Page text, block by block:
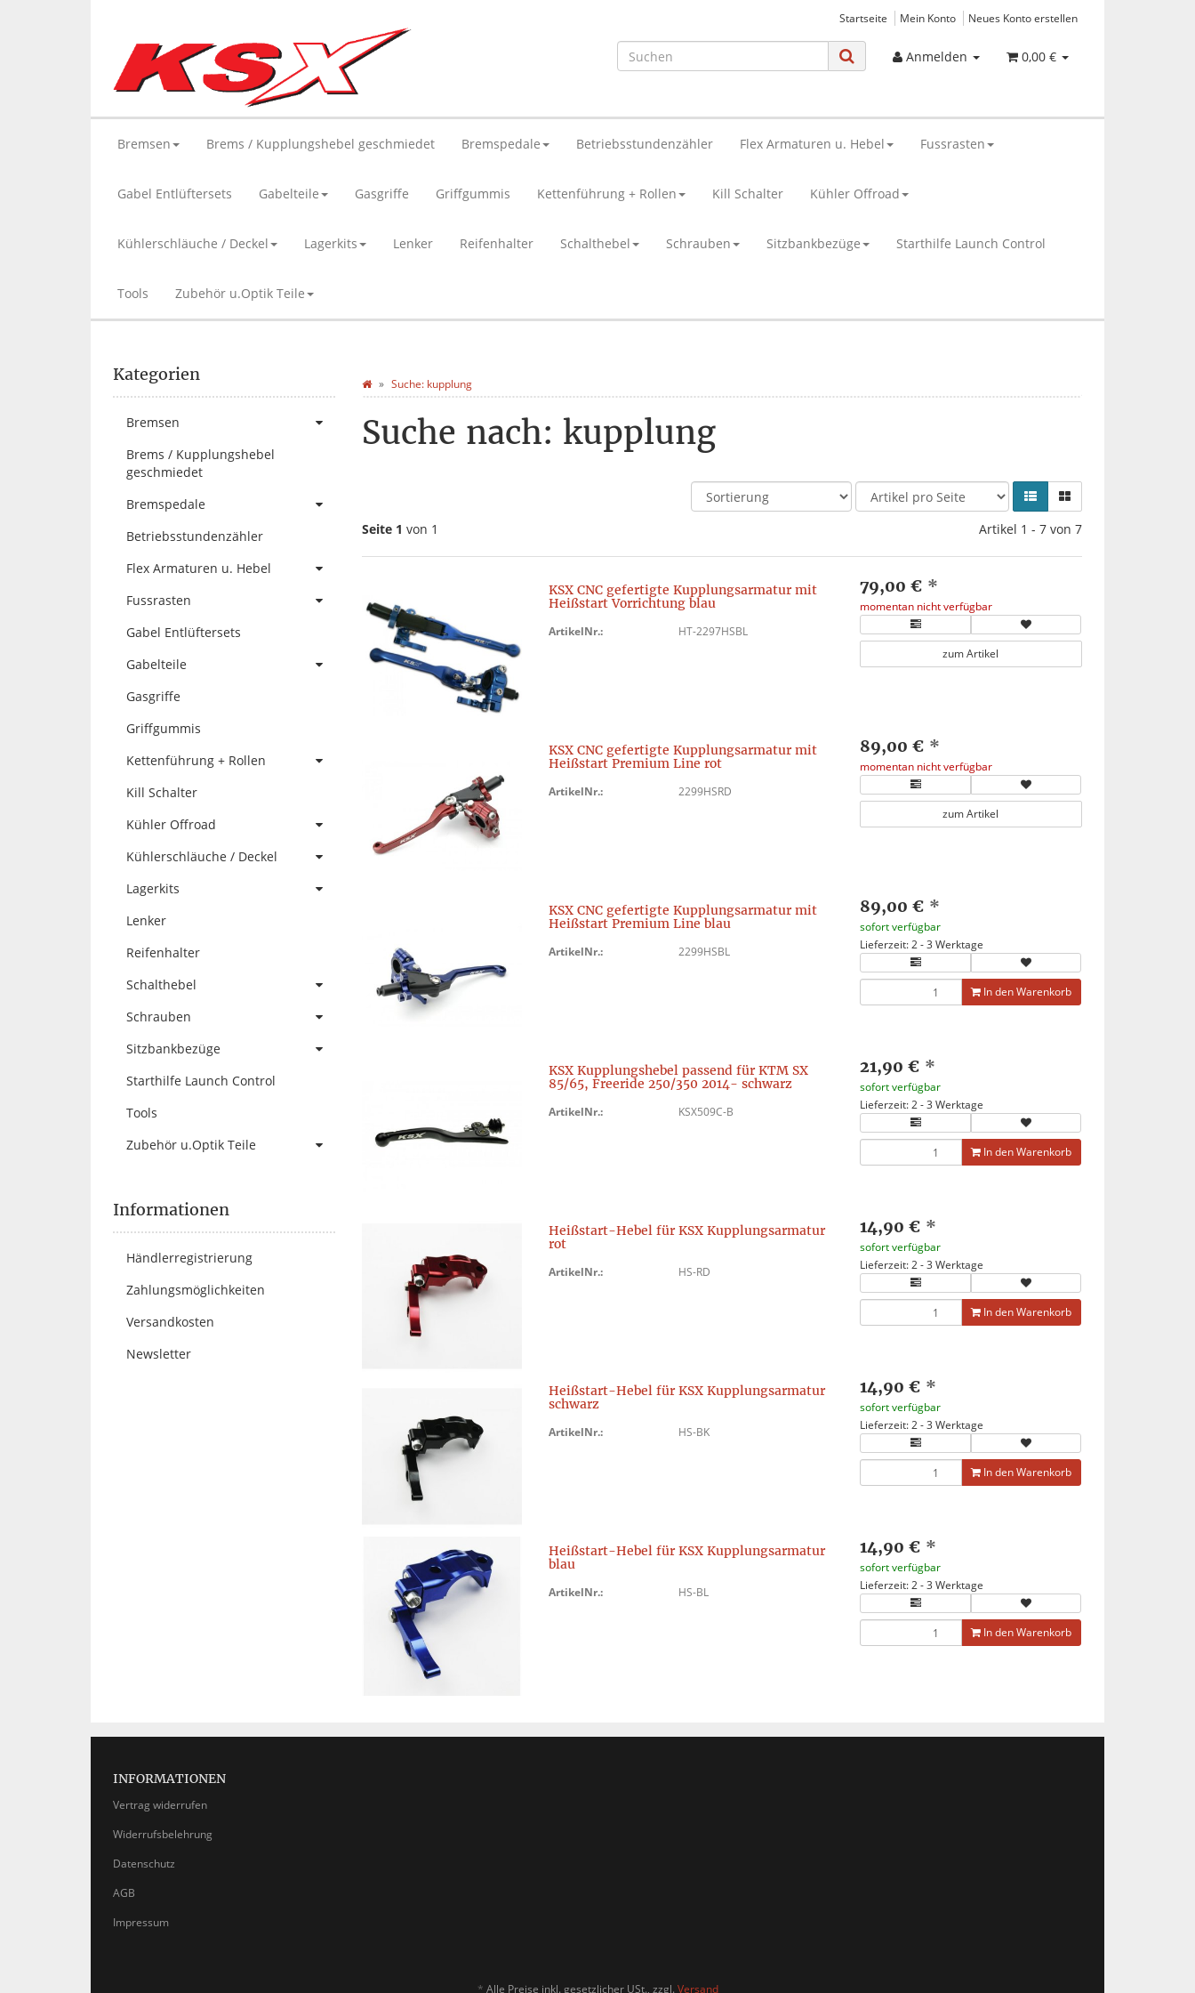
Startseite Mein Konto Neues Konto erstellen
Anmelden 0,00 €
Bremsen Brems / Kupplungshebel geschmiedet Bremspedale Betriebsstundenzähler Flex Armaturen u. Hebel Fussrasten
Gabel Entlüftersets Gabelteile Gasgriffe Griffgummis Kettenführung + Rollen Kill Schalter Kühler Offroad
Kühlerschläuche / Deckel Lagerkits Lenker Reifenhalter Schalthebel Schrauben Sitzbankbezüge Starthilfe Launch Control
Tools Zubehör u.Optik Teile
Suche: kupplung
Suche nach: kupplung
Seite 1 von 1 Artikel 1 - 7 von 7
KSX CNC gefertigte Kupplungsarmatur mit
Heißstart Vorrichtung blau
ArtikelNr.: HT-2297HSBL
79,00 € *
momentan nicht verfügbar
zum Artikel
KSX CNC gefertigte Kupplungsarmatur mit
Heißstart Premium Line rot
ArtikelNr.: 2299HSRD
89,00 € *
momentan nicht verfügbar
zum Artikel
KSX CNC gefertigte Kupplungsarmatur mit
Heißstart Premium Line blau
ArtikelNr.: 2299HSBL
89,00 € *
sofort verfügbar
Lieferzeit: 2 - 3 Werktage
In den Warenkorb
KSX Kupplungshebel passend für KTM SX
85/65, Freeride 250/350 2014- schwarz
ArtikelNr.: KSX509C-B
21,90 € *
sofort verfügbar
Lieferzeit: 2 - 3 Werktage
In den Warenkorb
Heißstart-Hebel für KSX Kupplungsarmatur
rot
ArtikelNr.: HS-RD
14,90 € *
sofort verfügbar
Lieferzeit: 2 - 3 Werktage
In den Warenkorb
Heißstart-Hebel für KSX Kupplungsarmatur
schwarz
ArtikelNr.: HS-BK
14,90 € *
sofort verfügbar
Lieferzeit: 2 - 3 Werktage
In den Warenkorb
Heißstart-Hebel für KSX Kupplungsarmatur
blau
ArtikelNr.: HS-BL
14,90 € *
sofort verfügbar
Lieferzeit: 2 - 3 Werktage
In den Warenkorb
Kategorien
Bremsen
Brems / Kupplungshebel
geschmiedet
Bremspedale
Betriebsstundenzähler
Flex Armaturen u. Hebel
Fussrasten
Gabel Entlüftersets
Gabelteile
Gasgriffe
Griffgummis
Kettenführung + Rollen
Kill Schalter
Kühler Offroad
Kühlerschläuche / Deckel
Lagerkits
Lenker
Reifenhalter
Schalthebel
Schrauben
Sitzbankbezüge
Starthilfe Launch Control
Tools
Zubehör u.Optik Teile
Informationen
Händlerregistrierung
Zahlungsmöglichkeiten
Versandkosten
Newsletter
INFORMATIONEN
Vertrag widerrufen
Widerrufsbelehrung
Datenschutz
AGB
Impressum
* Alle Preise inkl. gesetzlicher USt., zzgl. Versand